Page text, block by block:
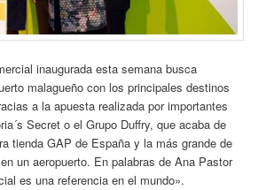
inaugurada esta semana busca
malagueño con los principales destinos
a la apuesta realizada por importantes
Secret o el Grupo Duffry, que acaba de
tienda GAP de España y la más grande de
un aeropuerto. En palabras de Ana Pastor
es una referencia en el mundo».